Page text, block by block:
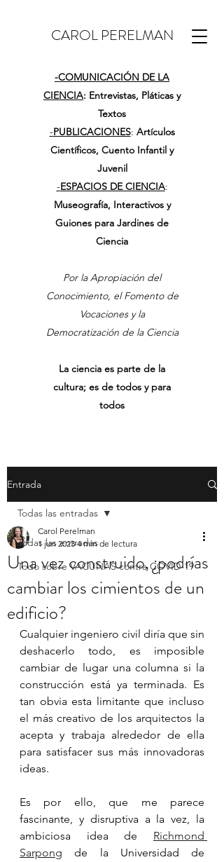
CAROL PERELMAN
-COMUNICACIÓN DE LA
CIENCIA: Entrevistas, Pláticas y
Textos
-PUBLICACIONES: Artículos
Científicos, Cuento Infantil y
Juvenil
-ESPACIOS DE CIENCIA:
Museografía, Interactivos y
Guiones para Jardines de
Ciencia
Por la Apropiación del
Conocimiento, el Fomento de
Vocaciones y la
Democratización de la Ciencia
La ciencia es parte de la
cultura; es de todos y para
todos
Entrada
Todas las entradas
Todo sobre VACUNAS contra COVID-19
Todas las entradas
Una vez construido, ¿podrías
cambiar los cimientos de un
edificio?
Carol Perelman
1 jun 2023 4 min de lectura
Cualquier ingeniero civil diría que sin
deshacerlo todo, es imposible
cambiar de lugar una columna si la
construcción está ya terminada. Es
tan obvia esta limitante que incluso
el más creativo de los arquitectos la
acepta y trabaja alrededor de ella
para satisfacer sus más innovadoras
ideas.
Es por ello, que me parece
fascinante, y disruptiva a la vez, la
ambiciosa idea de Richmond
Sarpong de la Universidad de